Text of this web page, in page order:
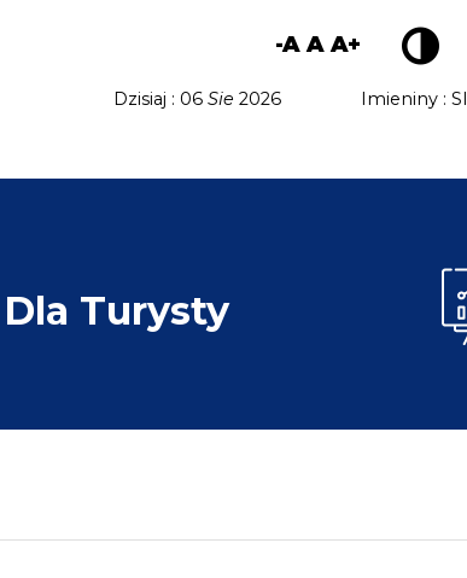
-AAA+
Dzisiaj : 06Sie 2026 Imieniny :
Dla Turysty